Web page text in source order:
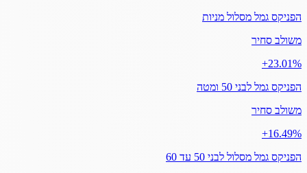
הפניקס גמל מסלול מניות
משולב סחיר
‎+23.01%
הפניקס גמל לבני 50 ומטה
משולב סחיר
‎+16.49%
הפניקס גמל מסלול לבני 50 עד 60